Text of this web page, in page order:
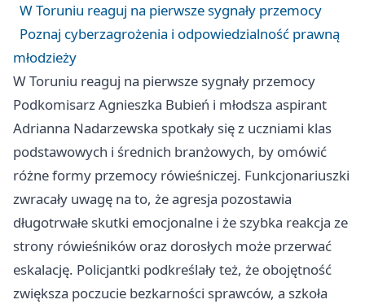
W Toruniu reaguj na pierwsze sygnały przemocy
Poznaj cyberzagrożenia i odpowiedzialność prawną
młodzieży
W Toruniu reaguj na pierwsze sygnały przemocy
Podkomisarz Agnieszka Bubień i młodsza aspirant
Adrianna Nadarzewska spotkały się z uczniami klas
podstawowych i średnich branżowych, by omówić
różne formy przemocy rówieśniczej. Funkcjonariuszki
zwracały uwagę na to, że agresja pozostawia
długotrwałe skutki emocjonalne i że szybka reakcja ze
strony rówieśników oraz dorosłych może przerwać
eskalację. Policjantki podkreślały też, że obojętność
zwiększa poczucie bezkarności sprawców, a szkoła